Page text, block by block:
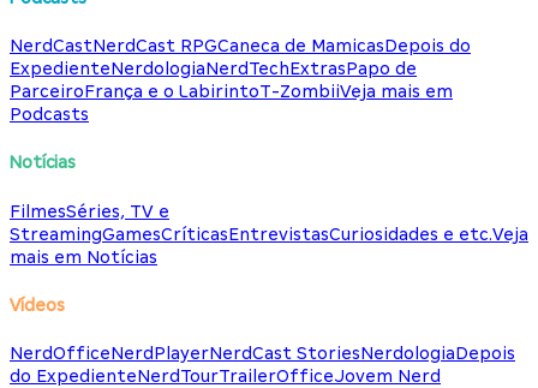
NerdCastNerdCast RPGCaneca de MamicasDepois do
ExpedienteNerdologiaNerdTechExtrasPapo de
ParceiroFrança e o LabirintoT-ZombiiVeja mais em
Podcasts
Notícias
FilmesSéries, TV e
StreamingGamesCríticasEntrevistasCuriosidades e etc.Veja
mais em Notícias
Vídeos
NerdOfficeNerdPlayerNerdCast StoriesNerdologiaDepois
do ExpedienteNerdTourTrailerOfficeJovem Nerd